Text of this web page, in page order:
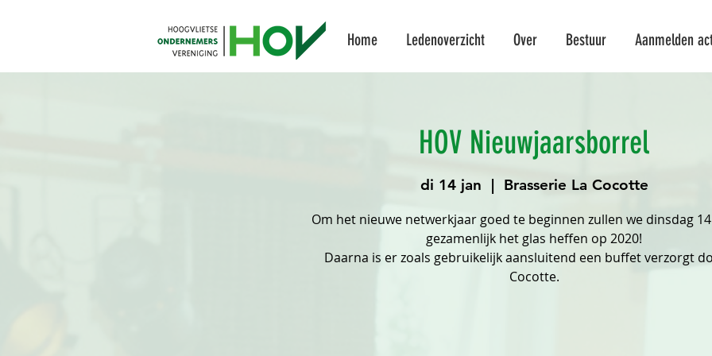
Home Ledenoverzicht Over Bestuur Aanmelden
HOV Nieuwjaarsborrel
di 14 jan
  |
Brasserie La Cocotte
Om het nieuwe netwerkjaar goed te beginnen zullen we dinsdag
gezamenlijk het glas heffen op 2020!
Daarna is er zoals gebruikelijk aansluitend een buffet verzorgt
Cocotte.